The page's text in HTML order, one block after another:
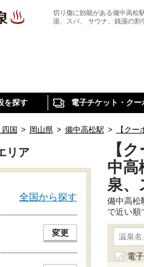
切り傷に効能がある備中高松
湯、スパ、 サウナ、銭湯の割
を探す 電子チケット・クー
国 > 岡山県 > 備中高松駅 > 【ク
【
中高
泉、
備中高松
で近い順
電
リア
全国から探す
変更